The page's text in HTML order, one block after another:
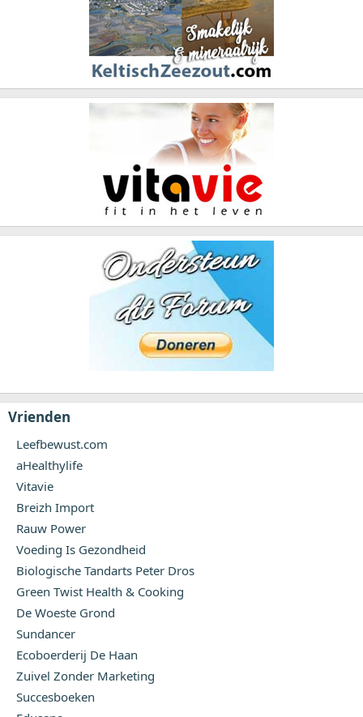
Vrienden
Leefbewust.com
aHealthylife
Vitavie
Breizh Import
Rauw Power
Voeding Is Gezondheid
Biologische Tandarts Peter Dros
Green Twist Health & Cooking
De Woeste Grond
Sundancer
Ecoboerderij De Haan
Zuivel Zonder Marketing
Succesboeken